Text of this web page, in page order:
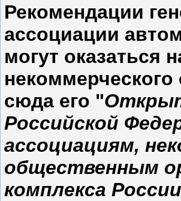
Рекомендации
ассоциации
могут оказаться
сюда его "
Российской
ассоциациям,
общественным
комплекса